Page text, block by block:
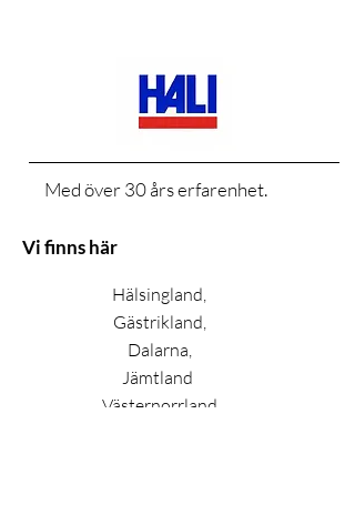
Med över 30 års erfarenhet.
Vi finns här
Hälsingland,
Gästrikland,
Dalarna,
Jämtland
Västernorrland